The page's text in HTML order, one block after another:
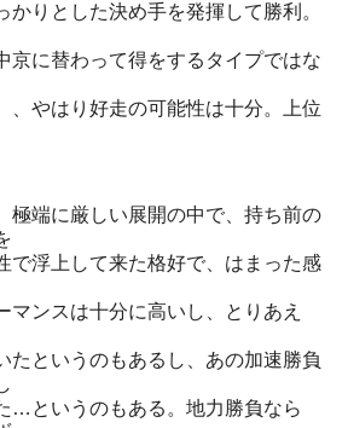
りとした決め手を発揮して勝利。
京に替わって得をするタイプではな
、やはり好走の可能性は十分。上位
極端に厳しい展開の中で、持ち前の
で浮上して来た格好で、はまった感
マンスは十分に高いし、とりあえ
たというのもあるし、あの加速勝負
…というのもある。地力勝負なら